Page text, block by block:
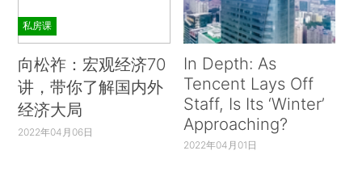
私房课
向松祚：宏观经济70
讲，带你了解国内外
经济大局
2022年04月06日
In Depth: As
Tencent Lays Off
Staff, Is Its ‘Winter’
Approaching?
2022年04月01日